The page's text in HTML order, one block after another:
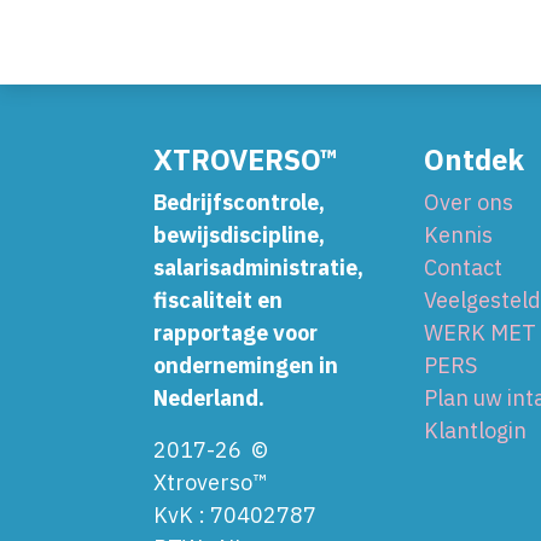
XTROVERSO™
Bedrijfscontrole,
bewijsdiscipline,
salarisadministratie,
fiscaliteit en
rapportage voor
ondernemingen in
Nederland.
2017-26 ©
Xtroverso™
KvK : 70402787
Ontdek
Over ons
Kennis
Contact
WERK MET
PERS
Plan uw
Klantlogin